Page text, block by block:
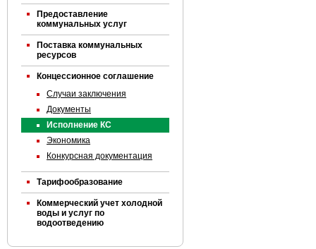
Предоставление
коммунальных услуг
Поставка коммунальных
ресурсов
Концессионное соглашение
Случаи заключения
Документы
Исполнение КС
Экономика
Конкурсная документация
Тарифообразование
Коммерческий учет холодной
воды и услуг по
водоотведению